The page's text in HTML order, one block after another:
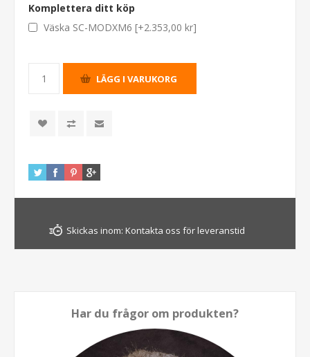
Komplettera ditt köp
Väska SC-MODXM6 [+2.353,00 kr]
Skickas inom: Kontakta oss för leveranstid
Har du frågor om produkten?